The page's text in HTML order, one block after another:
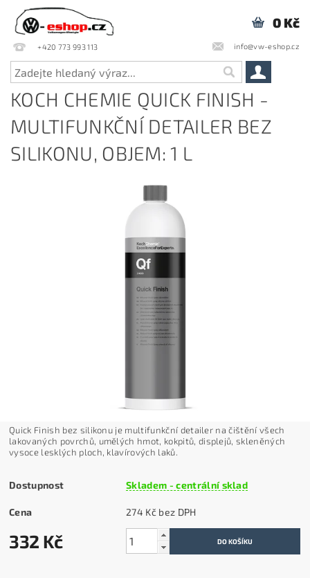
+420 773 993 113 info@vw-eshop.cz
0 Kč
KOCH CHEMIE QUICK FINISH -
MULTIFUNKČNÍ DETAILER BEZ
SILIKONU, OBJEM: 1 L
Quick Finish bez silikonu je multifunkční detailer na čištění všech
lakovaných povrchů, umělých hmot, kokpitů, displejů, skleněných
vysoce lesklých ploch, klavírových laků.
Dostupnost Skladem - centrální sklad
Cena 274 Kč bez DPH
332 Kč